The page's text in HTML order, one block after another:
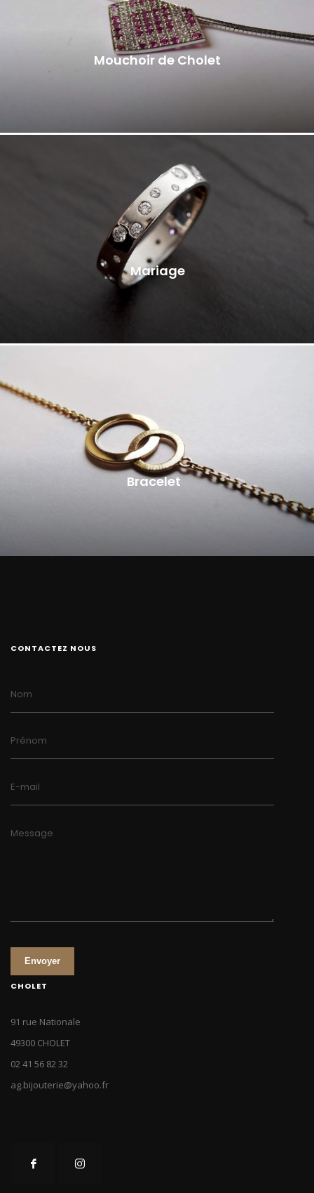
Mouchoir de Cholet
Mariage
Bracelet
CONTACTEZ NOUS
Nom
Prénom
E-mail
Message
Envoyer
CHOLET
91 rue Nationale
49300 CHOLET
02 41 56 82 32
ag.bijouterie@yahoo.fr